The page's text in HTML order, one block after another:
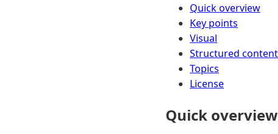
Quick overview
Key points
Visual
Structured content
Topics
License
Quick overview